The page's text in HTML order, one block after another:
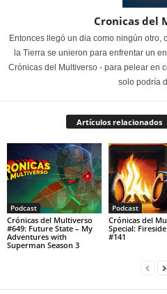
Cronicas del
Entonces llegó un dia como ningún otro,
la Tierra se unieron para enfrentar un
Crónicas del Multiverso - para pelear en
solo podría
Artículos relacionados
Podcast
Crónicas del Multiverso
#649: Future State – My
Adventures with
Superman Season 3
Podcast
Crónicas del
Special:
#141